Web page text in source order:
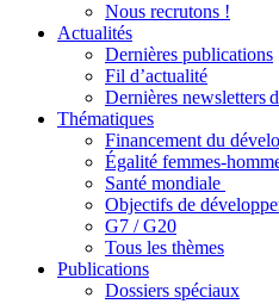
Nous recrutons !
Actualités
Dernières publications
Fil d’actualité
Dernières newsletters
Thématiques
Financement du
Égalité femmes-
Santé mondiale
Objectifs de
G7 / G20
Tous les thèmes
Publications
Dossiers spéciaux